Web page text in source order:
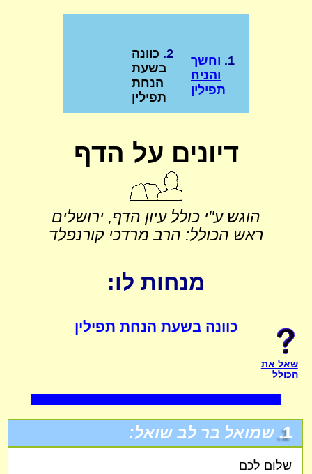
1. וחשך
והניח
תפילין
2. כוונה
בשעת
הנחת
תפילין
דיונים על הדף
הוגש ע"י כולל עיון הדף, ירושלים
ראש הכולל: הרב מרדכי קורנפלד
מנחות לו:
כוונה בשעת הנחת תפילין
שאל את
הכולל
1. שמואל בר לב שואל:
שלום לכם